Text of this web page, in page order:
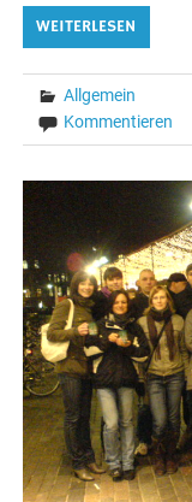
WEITERLESEN
Allgemein
Kommentieren